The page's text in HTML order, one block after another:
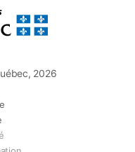
2026